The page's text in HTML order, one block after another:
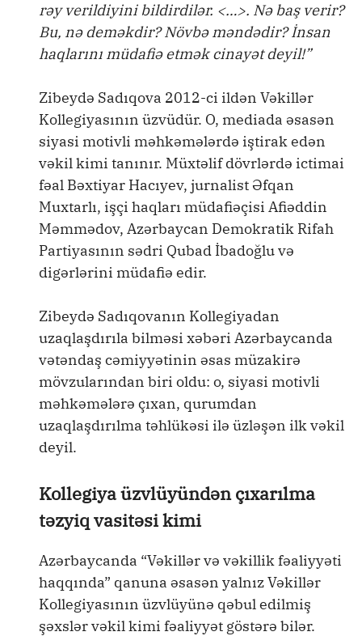
rəy verildiyini bildirdilər. <…>. Nə baş verir?
Bu, nə deməkdir? Növbə məndədir? İnsan
haqlarını müdafiə etmək cinayət deyil!”
Zibeydə Sadıqova 2012-ci ildən Vəkillər
Kollegiyasının üzvüdür. O, mediada əsasən
siyasi motivli məhkəmələrdə iştirak edən
vəkil kimi tanınır. Müxtəlif dövrlərdə ictimai
fəal Bəxtiyar Hacıyev, jurnalist Əfqan
Muxtarlı, işçi haqları müdafiəçisi Afiəddin
Məmmədov, Azərbaycan Demokratik Rifah
Partiyasının sədri Qubad İbadoğlu və
digərlərini müdafiə edir.
Zibeydə Sadıqovanın Kollegiyadan
uzaqlaşdırıla bilməsi xəbəri Azərbaycanda
vətəndaş cəmiyyətinin əsas müzakirə
mövzularından biri oldu: o, siyasi motivli
məhkəmələrə çıxan, qurumdan
uzaqlaşdırılma təhlükəsi ilə üzləşən ilk vəkil
deyil.
Kollegiya üzvlüyündən çıxarılma
təzyiq vasitəsi kimi
Azərbaycanda “Vəkillər və vəkillik fəaliyyəti
haqqında” qanuna əsasən yalnız Vəkillər
Kollegiyasının üzvlüyünə qəbul edilmiş
şəxslər vəkil kimi fəaliyyət göstərə bilər.